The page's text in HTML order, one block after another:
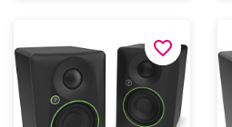
favorite_border